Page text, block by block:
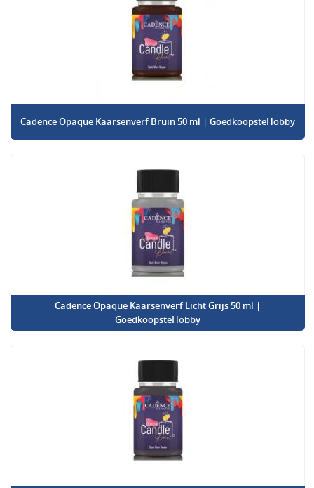
Cadence Opaque Kaarsenverf Bruin 50 ml | GoedkoopsteHobby
Cadence Opaque Kaarsenverf Licht Grijs 50 ml |
GoedkoopsteHobby